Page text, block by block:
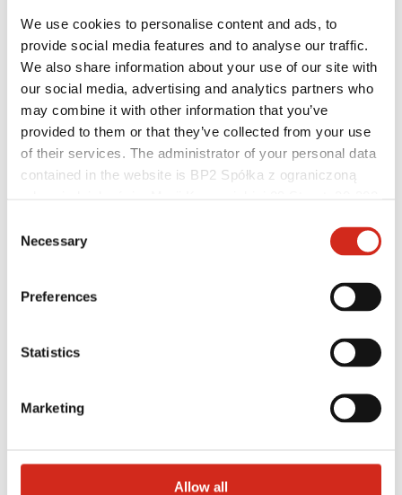
We use cookies to personalise content and ads, to
provide social media features and to analyse our traffic.
We also share information about your use of our site with
our social media, advertising and analytics partners who
may combine it with other information that you’ve
provided to them or that they’ve collected from your use
of their services. The administrator of your personal data
contained in the website is BP2 Spółka z ograniczoną
121387608.
Selection
Necessary
Preferences
Statistics
Marketing
Allow all